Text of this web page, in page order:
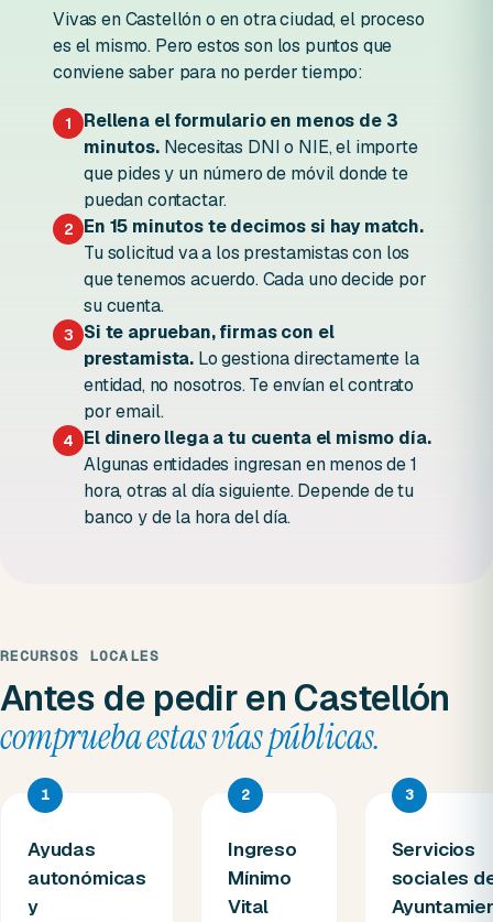
Vivas en Castellón o en otra ciudad, el proceso
es el mismo. Pero estos son los puntos que
conviene saber para no perder tiempo:
1
Rellena el formulario en menos de 3
minutos.Necesitas DNI o NIE, el importe
que pides y un número de móvil donde te
puedan contactar.
2
En 15 minutos te decimos si hay match.
Tu solicitud va a los prestamistas con los
que tenemos acuerdo. Cada uno decide por
su cuenta.
3
Si te aprueban, firmas con el
prestamista. Lo gestiona directamente la
entidad, no nosotros. Te envían el contrato
por email.
4
El dinero llega a tu cuenta el mismo día.
Algunas entidades ingresan en menos de 1
hora, otras al día siguiente. Depende de tu
banco y de la hora del día.
RECURSOS LOCALES
Antes de pedir en Castellón
comprueba estas vías públicas.
1
Ayudas
autonómicas
y
2
Ingreso
Mínimo
Vital
3
Servicios
sociales